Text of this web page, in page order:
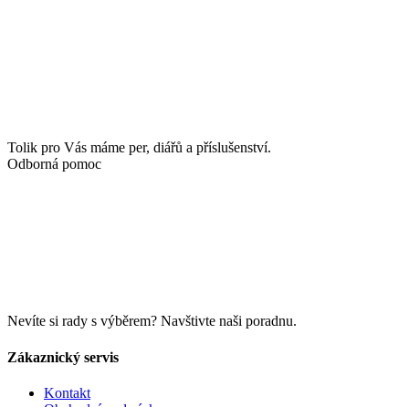
Tolik pro Vás máme per, diářů a příslušenství.
Odborná pomoc
Nevíte si rady s výběrem? Navštivte naši poradnu.
Zákaznický servis
Kontakt